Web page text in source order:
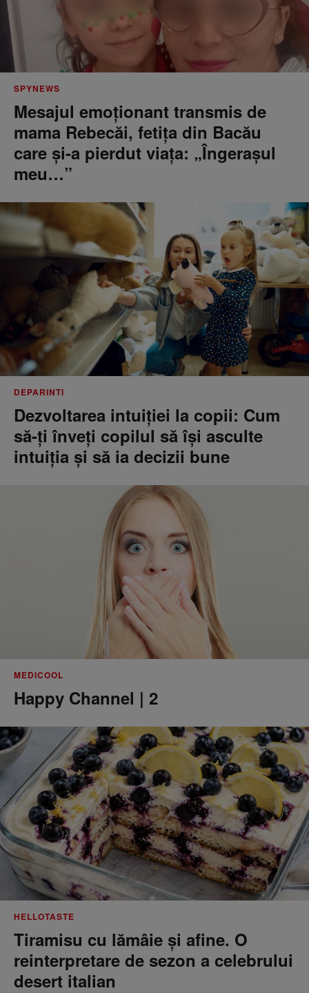
SPYNEWS
Mesajul emoționant transmis de
mama Rebecăi, fetița din Bacău
care și-a pierdut viața: „Îngerașul
meu…”
DEPARINTI
Dezvoltarea intuiției la copii: Cum
să-ți înveți copilul să își asculte
intuiția și să ia decizii bune
MEDICOOL
Happy Channel | 2
HELLOTASTE
Tiramisu cu lămâie și afine. O
reinterpretare de sezon a celebrului
desert italian